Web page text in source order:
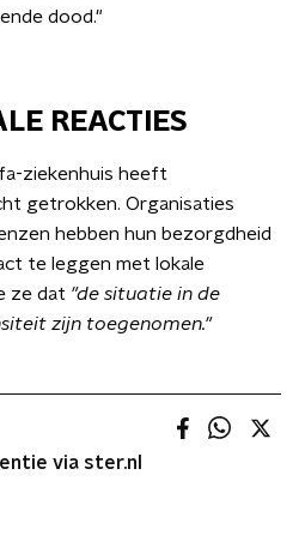
dood."
REACTIES
ziekenhuis heeft
getrokken. Organisaties
hebben hun bezorgdheid
te leggen met lokale
ze dat "de situatie in de
zijn toegenomen."
via ster.nl